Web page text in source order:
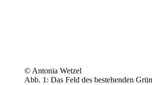
© Antonia Wetzel
Abb. 1: Das Feld des bestehenden